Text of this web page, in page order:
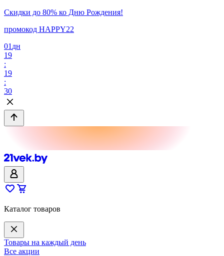
Скидки до 80% ко Дню Рождения!
промокод HAPPY22
01 дн
19
:
19
:
30
Каталог товаров
Товары на каждый день
Все акции